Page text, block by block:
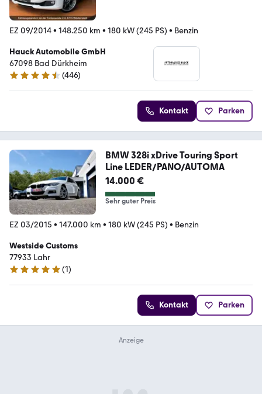
EZ 09/2014• 148.250 km • 180 kW (245 PS) • Benzin
Hauck Automobile GmbH
67098 Bad Dürkheim
4.4 Sterne
(446)
Kontakt Parken
BMW 328i xDrive Touring Sport
Line LEDER/PANO/AUTOMA
14.000 €
Sehr guter Preis
EZ 03/2015 • 147.000 km • 180 kW (245 PS) • Benzin
Westside Customs
77933 Lahr
5 Sterne
(1)
Kontakt Parken